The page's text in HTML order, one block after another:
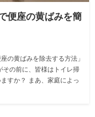
便座の黄ばみを簡
の黄ばみを除去する方法」
その前に、皆様はトイレ掃
すか？ まあ、家庭によっ